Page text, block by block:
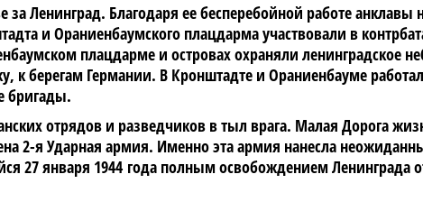
Ленинград. Благодаря ее бесперебойной работе
и Ораниенбаумского плацдарма участвовали в
плацдарме и островах охраняли ленинградское
к берегам Германии. В Кронштадте и Ораниенбауме
бригады.
отрядов и разведчиков в тыл врага. Малая Дорога
2-я Ударная армия. Именно эта армия нанесла
27 января 1944 года полным освобождением Ленинграда